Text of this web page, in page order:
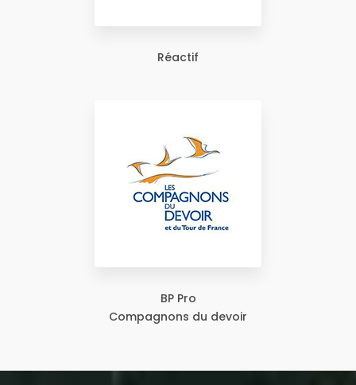
Réactif
BP Pro
Compagnons du devoir